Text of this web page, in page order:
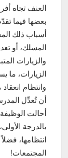
العنف تجاه
بعضها فيما
أسباب ذلك
المسلك، أو
والزيارات
الزيارات،
وانتظام
أن تُعدِّل
أحالت
بالدرجة
انتظامها،
المجتمعات!